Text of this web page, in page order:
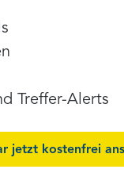
Treffer-Alerts
jetzt kostenfrei